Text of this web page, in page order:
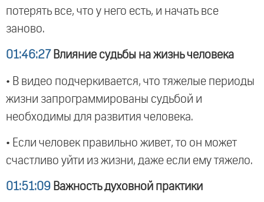
потерять все, что у него есть, и начать все
заново.
01:46:27 Влияние судьбы на жизнь человека
• В видео подчеркивается, что тяжелые периоды
жизни запрограммированы судьбой и
необходимы для развития человека.
• Если человек правильно живет, то он может
счастливо уйти из жизни, даже если ему тяжело.
01:51:09 Важность духовной практики